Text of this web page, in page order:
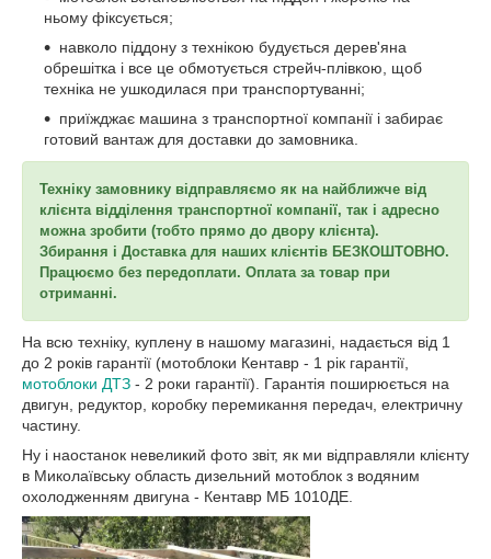
ньому фіксується;
навколо піддону з технікою будується дерев'яна
обрешітка і все це обмотується стрейч-плівкою, щоб
техніка не ушкодилася при транспортуванні;
приїжджає машина з транспортної компанії і забирає
готовий вантаж для доставки до замовника.
Техніку замовнику відправляємо як на найближче від
клієнта відділення транспортної компанії, так і адресно
можна зробити (тобто прямо до двору клієнта).
Збирання і Доставка для наших клієнтів БЕЗКОШТОВНО.
Працюємо без передоплати. Оплата за товар при
отриманні.
На всю техніку, куплену в нашому магазині, надається від 1
до 2 років гарантії (мотоблоки Кентавр - 1 рік гарантії,
мотоблоки ДТЗ - 2 роки гарантії). Гарантія поширюється на
двигун, редуктор, коробку перемикання передач, електричну
частину.
Ну і наостанок невеликий фото звіт, як ми відправляли клієнту
в Миколаївську область дизельний мотоблок з водяним
охолодженням двигуна - Кентавр МБ 1010ДЕ.